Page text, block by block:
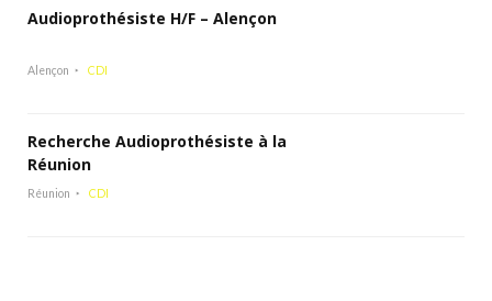
Audioprothésiste H/F – Alençon
Alençon CDI
Recherche Audioprothésiste à la
Réunion
Réunion CDI